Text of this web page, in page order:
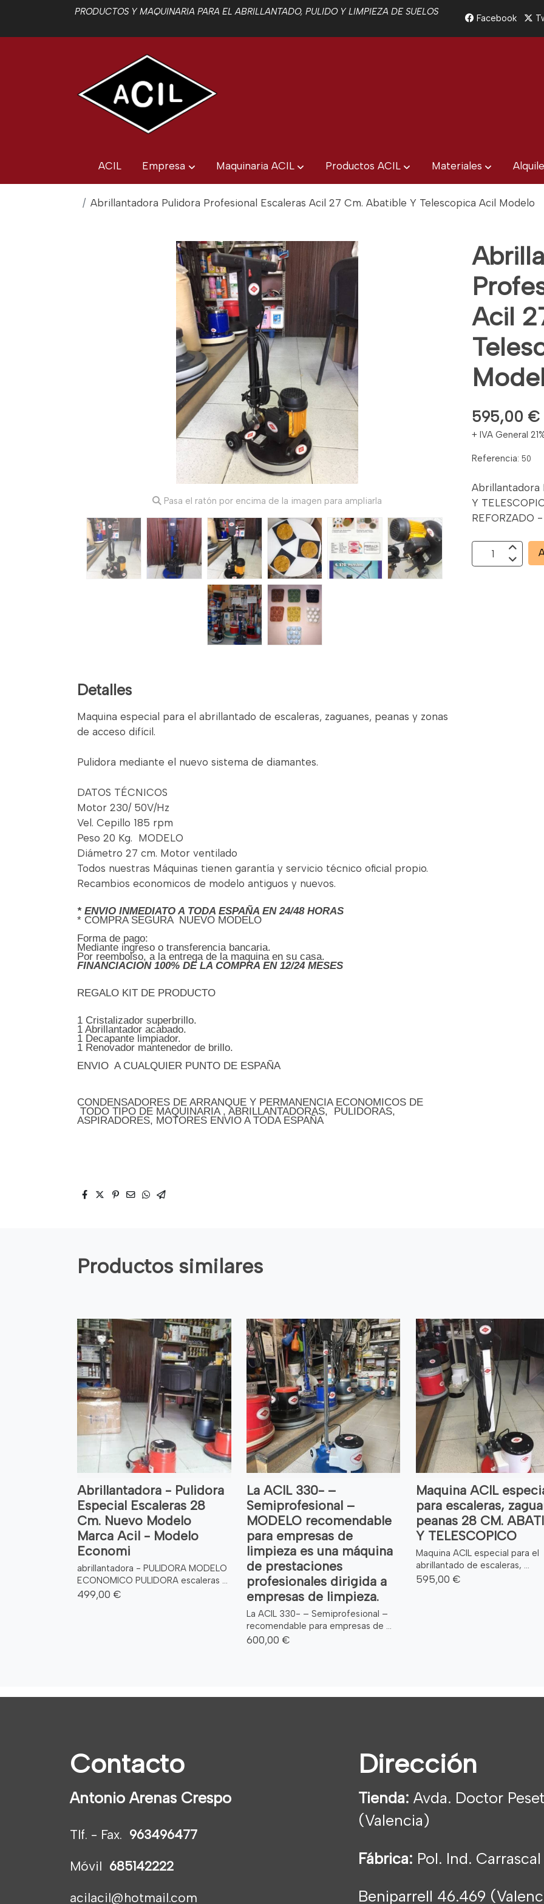
PRODUCTOS Y MAQUINARIA PARA EL ABRILLANTADO, PULIDO Y LIMPIEZA DE SUELOS
Facebook
ACIL Empresa Maquinaria ACIL Productos ACIL Materiales
Abrillantadora Pulidora Profesional Escaleras Acil 27 Cm. Abatible Y Telescopica Acil Modelo
Pasa el ratón por encima de la imagen para ampliarla
Detalles
Maquina especial para el abrillantado de escaleras, zaguanes, peanas y zonas
de acceso difícil.
Pulidora mediante el nuevo sistema de diamantes.
DATOS TÉCNICOS
Motor 230/ 50V/Hz
Vel. Cepillo 185 rpm
Peso 20 Kg. MODELO
Diámetro 27 cm. Motor ventilado
Todos nuestras Máquinas tienen garantía y servicio técnico oficial propio.
Recambios economicos de modelo antiguos y nuevos.
* ENVIO INMEDIATO A TODA ESPAÑA EN 24/48 HORAS
* COMPRA SEGURA NUEVO MODELO
Forma de pago:
Mediante ingreso o transferencia bancaria.
Por reembolso, a la entrega de la maquina en su casa.
FINANCIACION 100% DE LA COMPRA EN 12/24 MESES
REGALO KIT DE PRODUCTO
1 Cristalizador superbrillo.
1 Abrillantador acabado.
1 Decapante limpiador.
1 Renovador mantenedor de brillo.
ENVIO A CUALQUIER PUNTO DE ESPAÑA
CONDENSADORES DE ARRANQUE Y PERMANENCIA ECONOMICOS DE
TODO TIPO DE MAQUINARIA , ABRILLANTADORAS, PULIDORAS,
ASPIRADORES, MOTORES ENVIO A TODA ESPAÑA
Acil
595,00 €
+ IVA General
Referencia:50
Abrillantadora
Y
REFORZADO
Productos similares
Abrillantadora - Pulidora
Especial Escaleras 28
Cm. Nuevo Modelo
Marca Acil - Modelo
Economi
abrillantadora - PULIDORA MODELO
ECONOMICO PULIDORA escaleras ...
499,00 €
La ACIL 330- –
Semiprofesional –
MODELO recomendable
para empresas de
limpieza es una máquina
de prestaciones
profesionales dirigida a
empresas de limpieza.
La ACIL 330- – Semiprofesional –
recomendable para empresas de ...
600,00 €
Maquina ACIL
para escaleras,
peanas 28 CM.
Y TELESCOPICO
Maquina ACIL especial para el
abrillantado de escaleras, ...
595,00 €
Contacto
Antonio Arenas Crespo
Tlf. - Fax. 963496477
Móvil 685142222
acilacil@hotmail.com
Dirección
Tienda: Avda. Doctor
(Valencia)
Fábrica: Pol. Ind. Carrascal
Beniparrell 46.469